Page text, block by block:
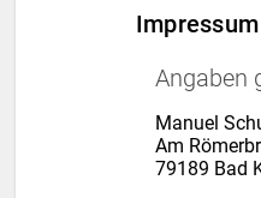
Impressum
Angaben
Manuel
Am
79189 Bad